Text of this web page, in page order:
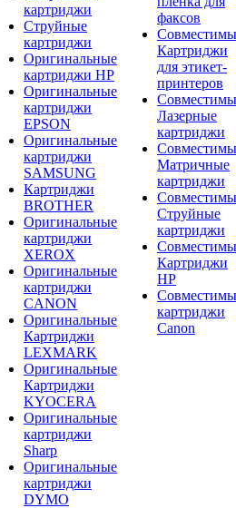
картриджи
Струйные
картриджи
Оригинальные
картриджи HP
Оригинальные
картриджи
EPSON
Оригинальные
картриджи
SAMSUNG
Картриджи
BROTHER
Оригинальные
картриджи
XEROX
Оригинальные
картриджи
CANON
Оригинальные
Картриджи
LEXMARK
Оригинальные
Картриджи
KYOCERA
Оригинальные
картриджи
Sharp
Оригинальные
картриджи
DYMO
факсов
Картриджи
для этикет-
принтеров
Лазерные
картриджи
Матричные
картриджи
Струйные
картриджи
Картриджи
HP
картриджи
Canon